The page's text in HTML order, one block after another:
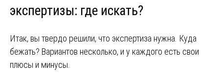
экспертизы: где искать?
Итак, вы твердо решили, что экспертиза нужна. Куда
бежать? Вариантов несколько, и у каждого есть свои
плюсы и минусы.